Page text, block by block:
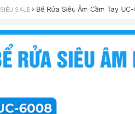
SIÊU SALE Bể Rửa Siêu Âm Cầm Tay